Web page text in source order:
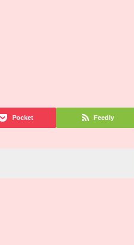
Pocket Feedly